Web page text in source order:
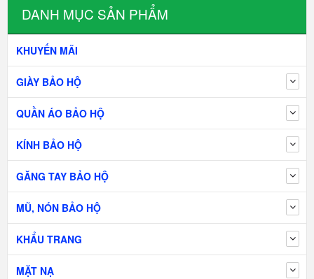
DANH MỤC SẢN PHẨM
KHUYẾN MÃI
GIÀY BẢO HỘ
QUẦN ÁO BẢO HỘ
KÍNH BẢO HỘ
GĂNG TAY BẢO HỘ
MŨ, NÓN BẢO HỘ
KHẨU TRANG
MẶT NẠ